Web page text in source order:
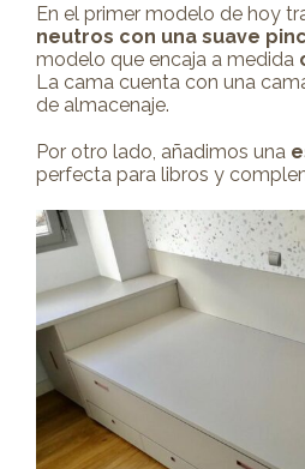
En el primer modelo de hoy
neutros con una suave
modelo que encaja a medida
La cama cuenta con una
de almacenaje.
Por otro lado, añadimos una
perfecta para libros y